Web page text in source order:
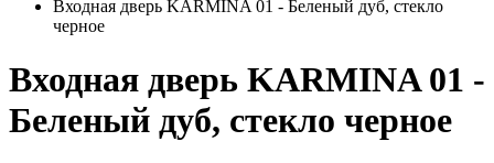
Входная дверь KARMINA 01 - Беленый дуб, стекло
черное
Входная дверь KARMINA 01 -
Беленый дуб, стекло черное